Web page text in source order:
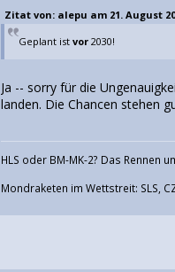
Zitat von: alepu am 21. August
Geplant ist vor2030!
Ja -- sorry für die
landen. Die Chancen stehen
HLS oder BM-MK-2? Das
Mondraketen im Wettstreit: SLS,